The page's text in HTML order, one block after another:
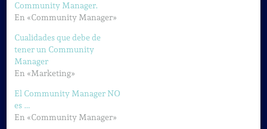
Community Manager.
En «Community Manager»
Cualidades que debe de
tener un Community
Manager
En «Marketing»
El Community Manager NO
es …
En «Community Manager»